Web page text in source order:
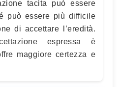
tacita può essere
può essere più difficile
di accettare l’eredità.
espressa è
maggiore certezza e